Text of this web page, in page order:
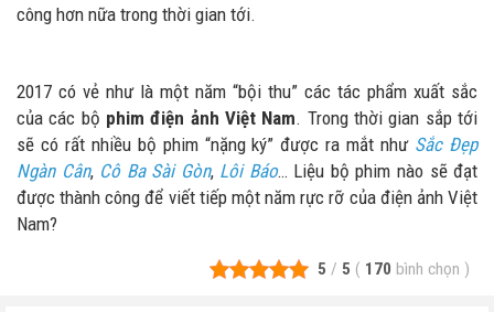
công hơn nữa trong thời gian tới.
2017 có vẻ như là một năm “bội thu” các tác phẩm xuất sắc
của các bộ phim điện ảnh Việt Nam. Trong thời gian sắp tới
sẽ có rất nhiều bộ phim “nặng ký” được ra mắt như Sắc Đẹp
Ngàn Cân, Cô Ba Sài Gòn, Lôi Báo… Liệu bộ phim nào sẽ đạt
được thành công để viết tiếp một năm rực rỡ của điện ảnh Việt
Nam?
5 / 5 ( 170 bình chọn )